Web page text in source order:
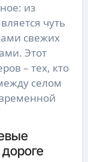
из
чуть
свежих
Этот
– тех, кто
селом